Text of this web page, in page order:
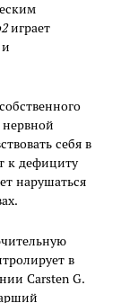
2играет
себя в
к дефициту
нарушаться
в
Carsten G.